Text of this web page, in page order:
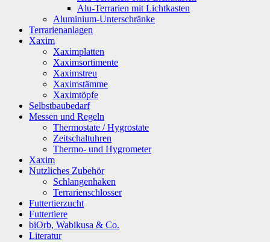
Alu-Terrarien mit Lichtkasten
Aluminium-Unterschränke
Terrarienanlagen
Xaxim
Xaximplatten
Xaximsortimente
Xaximstreu
Xaximstämme
Xaximtöpfe
Selbstbaubedarf
Messen und Regeln
Thermostate / Hygrostate
Zeitschaltuhren
Thermo- und Hygrometer
Xaxim
Nutzliches Zubehör
Schlangenhaken
Terrarienschlosser
Futtertierzucht
Futtertiere
biOrb, Wabikusa & Co.
Literatur